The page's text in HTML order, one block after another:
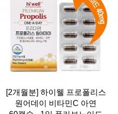
[2개월분] 하이웰 프로폴리스
원어데이 비타민C 아연